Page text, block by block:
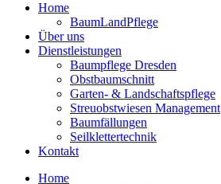
Home
BaumLandPflege
Über uns
Dienstleistungen
Baumpflege Dresden
Obstbaumschnitt
Garten- & Landschaftspflege
Streuobstwiesen Management
Baumfällungen
Seilklettertechnik
Kontakt
Home